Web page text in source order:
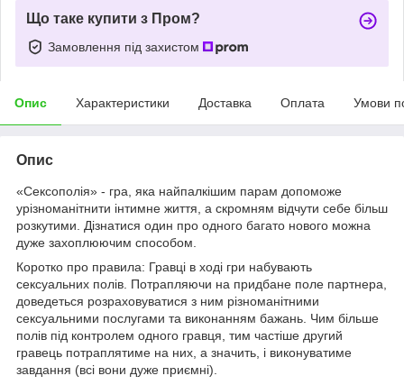
Що таке купити з Пром?
Замовлення під захистом
Опис Характеристики Доставка Оплата Умови
Опис
«Сексополія» - гра, яка найпалкішим парам допоможе
урізноманітнити інтимне життя, а скромням відчути себе більш
розкутими. Дізнатися один про одного багато нового можна
дуже захоплюючим способом.
Коротко про правила: Гравці в ході гри набувають
сексуальних полів. Потрапляючи на придбане поле партнера,
доведеться розраховуватися з ним різноманітними
сексуальними послугами та виконанням бажань. Чим більше
полів під контролем одного гравця, тим частіше другий
гравець потраплятиме на них, а значить, і виконуватиме
завдання (всі вони дуже приємні).